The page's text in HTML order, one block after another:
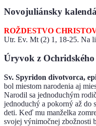
Novojuliánsky
ROŽDESTVO
Utr. Ev. Mt (2) 1, 18-25. Na
Úryvok z
Sv. Spyridon divotvorca,
bol miestom narodenia aj
Narodil sa jednoduchým
jednoduchý a pokorný až do
deti. Keď mu manželka
svojej výnimočnej zbožnosti